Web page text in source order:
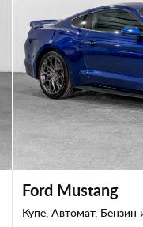
Ford Mustang
Купе, Автомат,